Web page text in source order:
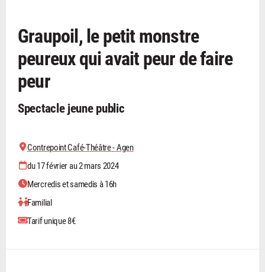
Graupoil, le petit monstre
peureux qui avait peur de faire
peur
Spectacle jeune public
Contrepoint Café-Théâtre - Agen
du 17 février au 2 mars 2024
Mercredis et samedis à 16h
Familial
Tarif unique 8€